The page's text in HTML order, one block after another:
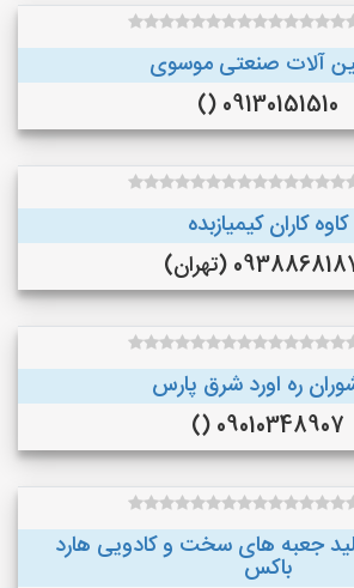
آلات صنعتی موسوی
09130151510 ()
کاوه کاران کیمیازبده
(تهران)
ره اورد شرق پارس
09010348907 ()
جعبه های سخت و کادویی هارد
باکس